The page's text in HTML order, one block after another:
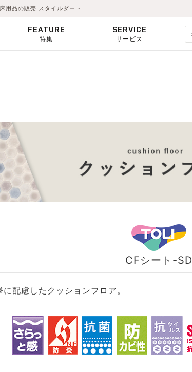
用品の販売 スタイルダート
FEATURE
特集
SERVICE
サービス
CFシート-SD
配慮したクッションフロア。